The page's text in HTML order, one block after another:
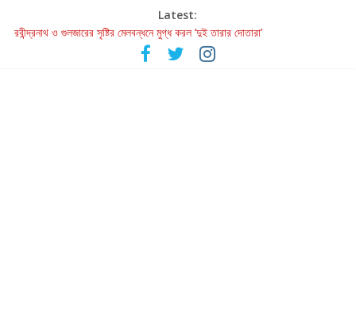
Latest:
রবীন্দ্রনাথ ও গুলজারের সৃষ্টির মেলবন্ধনে মুগ্ধ করল ‘দুই তারার দোতারা’
কলের গান থেকে রীলস্ — বাঙালির গান শোনার বিবর্তনের গল্প
জগন্নাথমঙ্গলম্ — বাংলায় প্রথমবার মঞ্চে এবার রথযাত্রার উদযাপন